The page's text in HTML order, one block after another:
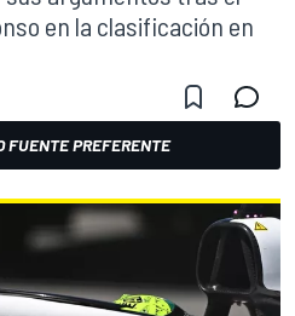
en la clasificación en
FUENTE PREFERENTE